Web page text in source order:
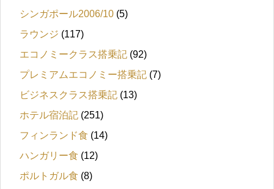
シンガポール2006/10 (5)
ラウンジ (117)
エコノミークラス搭乗記 (92)
プレミアムエコノミー搭乗記 (7)
ビジネスクラス搭乗記 (13)
ホテル宿泊記 (251)
フィンランド食 (14)
ハンガリー食 (12)
ポルトガル食 (8)